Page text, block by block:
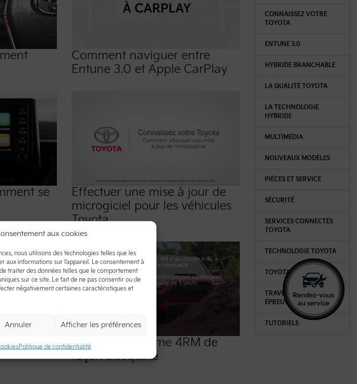
aux cookies
nous utilisons des technologies telles que les
aux informations sur l'appareil. Le consentement à
traiter des données telles que le comportement
sur ce site. Le fait de ne pas consentir ou de
négativement certaines caractéristiques et
Annuler Afficher les préférences
Politique de confidentialité
Comment naviguer entre
Entune 3.0 et Apple CarPlay
se
Effectuer une mise à jour de
microgiciel pour les véhicules
Toyota
Activez le système 4RM de
façon adéquate
CONNAISSEZ VOTRE
TOYOTA
ENTUNE 3.0
HYBRIDE BRANCHABLE
LA QUALITÉ TOYOTA
LA TECHNOLOGIE
HYBRIDE
MULTIMÉDIA
NOUVEAUX MODÈLES
PIÈCES ET SERVICE
SÉCURITÉ
SERVICES CONNECTÉS
TOYOTA
TECHNOLOGIE TOYOTA
TOYOTA SAFETY SENSE
TRAVERSONS CETTE
ÉPREUVE ENSEMBLE
TUTORIELS